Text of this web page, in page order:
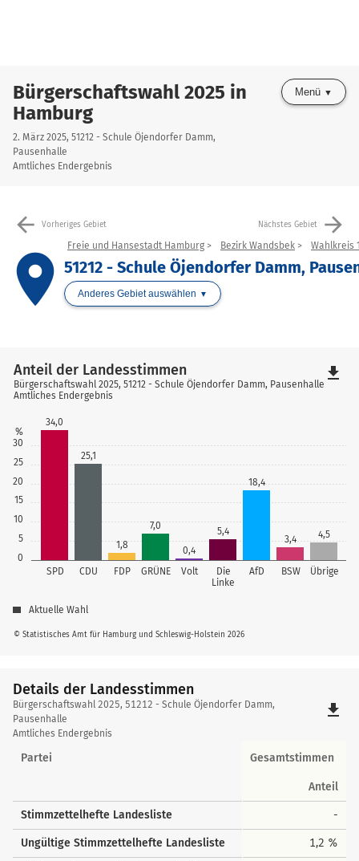
Bürgerschaftswahl 2025 in
Hamburg
2. März 2025, 51212 - Schule Öjendorfer Damm,
Pausenhalle
Amtliches Endergebnis
Menü
arrow_back Vorheriges Gebiet Nächstes Gebiet arrow_forward
place
Freie und Hansestadt Hamburg Bezirk Wandsbek Wahlkreis
51212 - Schule Öjendorfer Damm,
Anderes Gebiet auswählen
0
5
10
15
20
25
30
%
SPD CDU FDP GRÜNE Volt
Die
Linke
AfD BSW Übrige
34,0
25,1
1,8
7,0
0,4
5,4
18,4
3,4 4,5
© Statistisches Amt für Hamburg und Schleswig-Holstein 2026
Anteil der Landesstimmen
Bürgerschaftswahl 2025, 51212 - Schule Öjendorfer Damm, Pausenhalle
Amtliches Endergebnis
Aktuelle Wahl
file_download
Details der Landesstimmen
Details
der
Landesstimmen
Bürgerschaftswahl 2025, 51212 - Schule Öjendorfer Damm,
Pausenhalle
Amtliches Endergebnis
file_download
Partei Gesamtstimmen
Anteil
Stimmzettelhefte Landesliste -
Ungültige Stimmzettelhefte Landesliste 1,2 %